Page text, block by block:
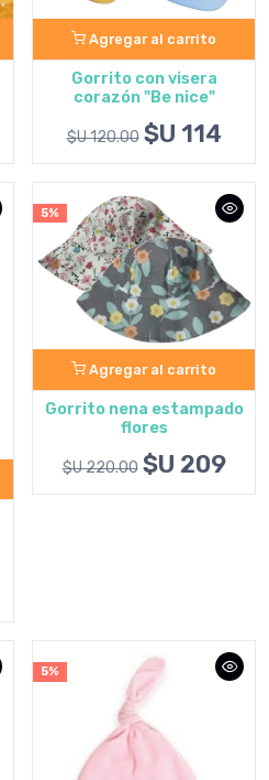
Agregar al carrito
Gorrito con visera
corazón "Be nice"
$U 120.00 $U 114
5%
Agregar al carrito
Gorrito nena estampado
flores
$U 220.00 $U 209
5%